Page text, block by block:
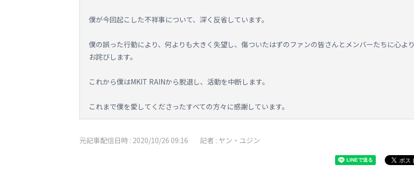
僕が今回起こした不祥事について、深く反省しています。
僕の誤った行動により、何よりも大きく失望し、傷ついたはずのファンの皆さんとメンバーたちに心より
お詫びします。
これから僕はMKIT RAINから脱退し、活動を中断します。
これまで僕を愛してくださったすべての方々に感謝しています。
元記事配信日時 : 2020/10/26 09:16 記者 : ヤン・ユジン